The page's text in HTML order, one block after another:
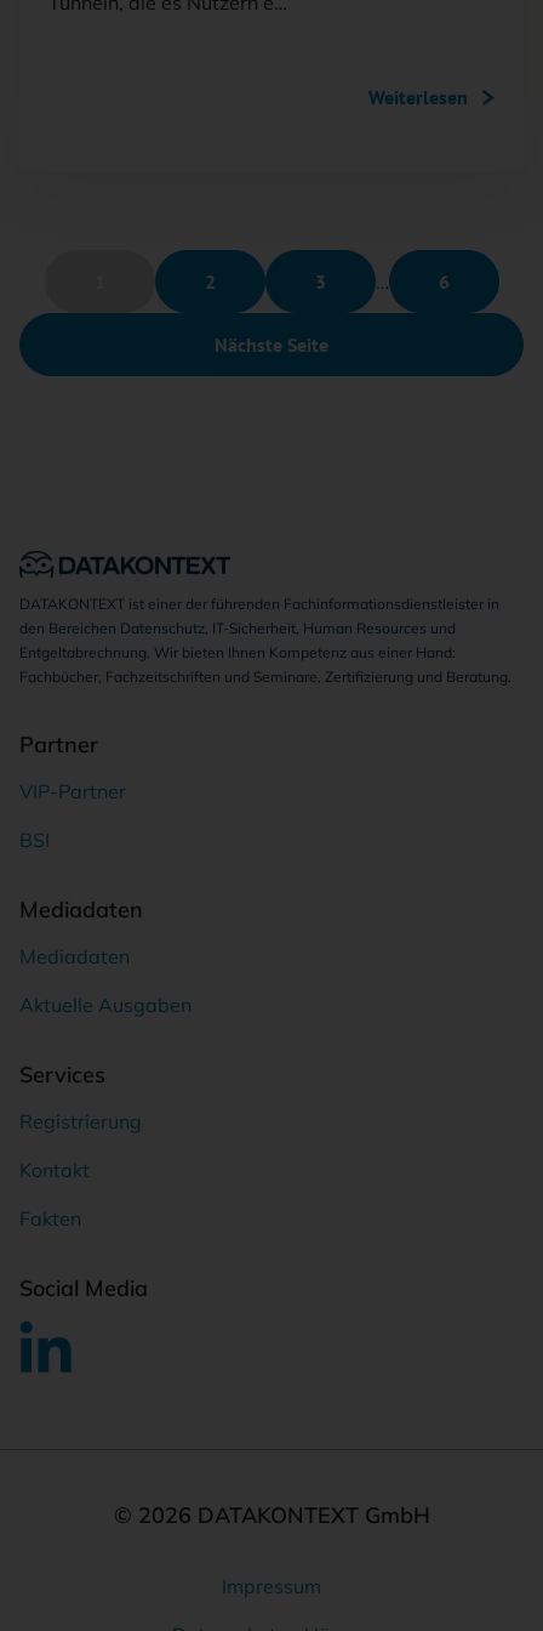
Weiterlesen
2 3 … 6
Nächste Seite
DATAKONTEXT ist einer der führenden Fachinformationsdienstleister in
den Bereichen Datenschutz, IT-Sicherheit, Human Resources und
Entgeltabrechnung. Wir bieten Ihnen Kompetenz aus einer Hand:
Fachbücher, Fachzeitschriften und Seminare, Zertifizierung und Beratung.
Partner
VIP-Partner
BSI
Mediadaten
Mediadaten
Aktuelle Ausgaben
Services
Registrierung
Kontakt
Fakten
Social Media
© 2026 DATAKONTEXT GmbH
Impressum